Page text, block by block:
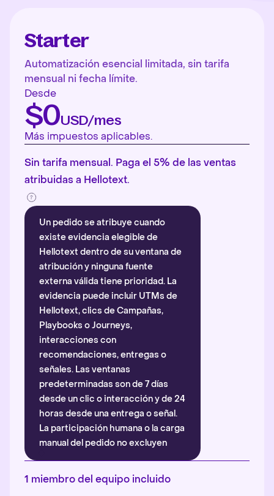
Starter
Automatización esencial limitada, sin tarifa
mensual ni fecha límite.
Desde
$0USD/mes
Más impuestos aplicables.
Sin tarifa mensual. Paga el 5% de las ventas
atribuidas a Hellotext.
Un pedido se atribuye cuando
existe evidencia elegible de
Hellotext dentro de su ventana de
atribución y ninguna fuente
externa válida tiene prioridad. La
evidencia puede incluir UTMs de
Hellotext, clics de Campañas,
Playbooks o Journeys,
interacciones con
recomendaciones, entregas o
señales. Las ventanas
predeterminadas son de 7 días
desde un clic o interacción y de 24
horas desde una entrega o señal.
La participación humana o la carga
manual del pedido no excluyen
automáticamente la atribución.
Más información
1 miembro del equipo incluido